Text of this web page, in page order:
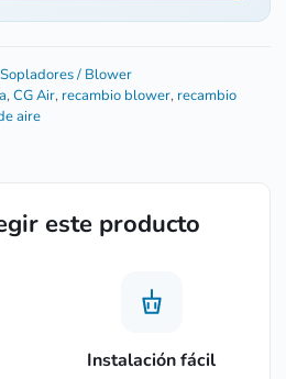
Sopladores / Blower
,CG Air, recambio blower, recambio
aire
este producto
Instalación fácil